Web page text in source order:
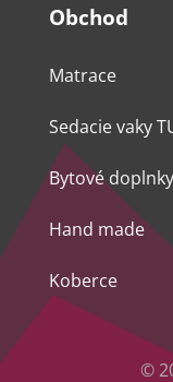
Obchod
Matrace
Sedacie vaky
Bytové doplnky
Hand made
Koberce
©